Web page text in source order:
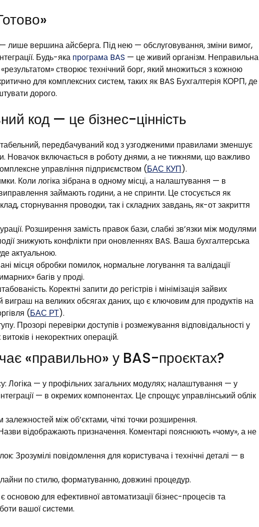
лише вершина айсберга. Під нею — обслуговування, зміни вимог,
Будь-яка програма BAS — це живий організм. Неправильна
створює технічний борг, який множиться з кожною
для комплексних систем, таких як BAS Бухгалтерія КОРП, де
дорого.
код — це бізнес-цінність
передбачуваний код з узгодженими правилами зменшує
Новачок включається в роботу днями, а не тижнями, що важливо
управління підприємством (БАС КУП).
Коли логіка зібрана в одному місці, а налаштування — в
займають години, а не спринти. Це стосується як
сторнування проводки, так і складних завдань, як-от закриття
Розширення замість правок бази, слабкі зв’язки між модулями
знижують конфлікти при оновленнях BAS. Ваша бухгалтерська
актуальною.
місця обробки помилок, нормальне логування та валідації
багів у проді.
Коректні запити до регістрів і мінімізація зайвих
виграш на великих обсягах даних, що є ключовим для продуктів на
(БАС РТ).
Прозорі перевірки доступів і розмежування відповідальності у
і некоректних операцій.
«правильно» у BAS-проєктах?
Логіка — у профільних загальних модулях; налаштування — у
— в окремих компонентах. Це спрощує управлінський облік
залежностей між об’єктами, чіткі точки розширення.
відображають призначення. Коментарі пояснюють «чому», а не
Зрозумілі повідомлення для користувача і технічні деталі — в
по стилю, форматуванню, довжині процедур.
для ефективної автоматизації бізнес-процесів та
вашої системи.